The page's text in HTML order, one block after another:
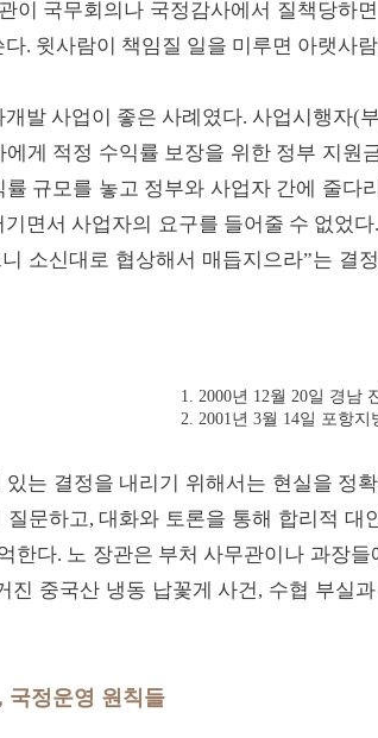
이 국무회의나 국정감사에서 질책당하
. 윗사람이 책임질 일을 미루면 아랫사
개발 사업이 좋은 사례였다. 사업시행자
에게 적정 수익률 보장을 위한 정부 지원
률 규모를 놓고 정부와 사업자 간에 줄다
면서 사업자의 요구를 들어줄 수 없었
소신대로 협상해서 매듭지으라”는 결
1. 2000년 12월 20일 경남
2. 2001년 3월 14일 포항지
있는 결정을 내리기 위해서는 현실을 정
질문하고, 대화와 토론을 통해 합리적
한다. 노 장관은 부처 사무관이나 과장
진 중국산 냉동 납꽃게 사건, 수협 부실
국정운영 원칙들